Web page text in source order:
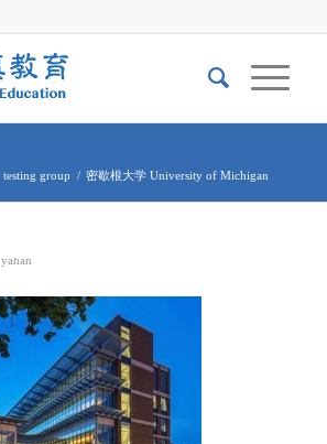
testing group / 密歇根大学 University of Michigan
yahan